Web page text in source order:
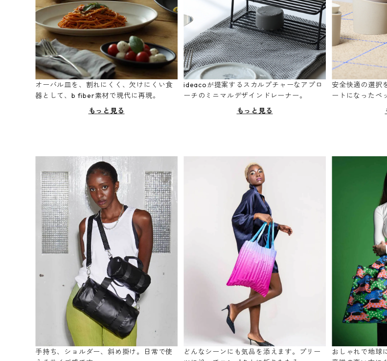
オーバル皿を、割れにくく、欠けにくい食
器として、b fiber素材で現代に再現。
もっと見る
ideacoが提案するスカルプチャーなアプロ
ーチのミニマルデザインドレーナー。
もっと見る
安全快適の選択
ートになったペ
手持ち、ショルダー、斜め掛け。日常で使
どんなシーンにも気品を添えます。プリー
おしゃれで地球